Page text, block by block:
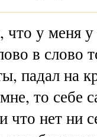
что у меня
в слово
падал на
то себе
что нет ни